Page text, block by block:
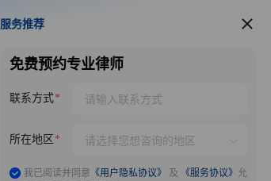
服务推荐
服务推荐
免费预约专业律师
联系方式
所在地区
我已阅读并同意 《用户隐私协议》 及 《服务协议》 允